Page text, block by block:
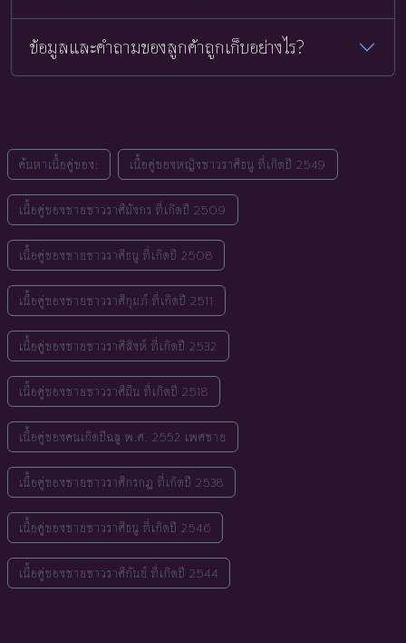
ข้อมูลและคำถามของลูกค้าถูกเก็บอย่างไร?
ค้นหาเนื้อคู่ของ: เนื้อคู่ของหญิงชาวราศีธนู ที่เกิดปี 2549
เนื้อคู่ของชายชาวราศีมังกร ที่เกิดปี 2509
เนื้อคู่ของชายชาวราศีธนู ที่เกิดปี 2508
เนื้อคู่ของชายชาวราศีกุมภ์ ที่เกิดปี 2511
เนื้อคู่ของชายชาวราศีสิงห์ ที่เกิดปี 2532
เนื้อคู่ของชายชาวราศีมีน ที่เกิดปี 2518
เนื้อคู่ของคนเกิดปีฉลู พ.ศ. 2552 เพศชาย
เนื้อคู่ของชายชาวราศีกรกฎ ที่เกิดปี 2538
เนื้อคู่ของชายชาวราศีธนู ที่เกิดปี 2546
เนื้อคู่ของชายชาวราศีกันย์ ที่เกิดปี 2544